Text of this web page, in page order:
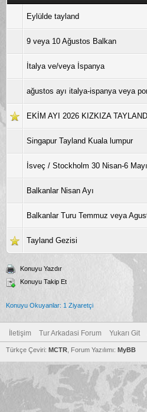
Eylülde tayland
9 veya 10 Ağustos Balkan
İtalya ve/veya İspanya
ağustos ayı italya-ispanya veya
EKİM AYI 2026 KIZKIZA TAYLAND
Singapur Tayland Kuala lumpur
İsveç / Stockholm 30 Nisan-6
Balkanlar Nisan Ayı
Balkanlar Turu Temmuz veya
Tayland Gezisi
Konuyu Yazdır
Konuyu Takip Et
Konuyu Okuyanlar: 1 Ziyaretçi
İletişim Tur Arkadasi Forum Yukarı Git
Türkçe Çeviri: MCTR , Forum Yazılımı: MyBB